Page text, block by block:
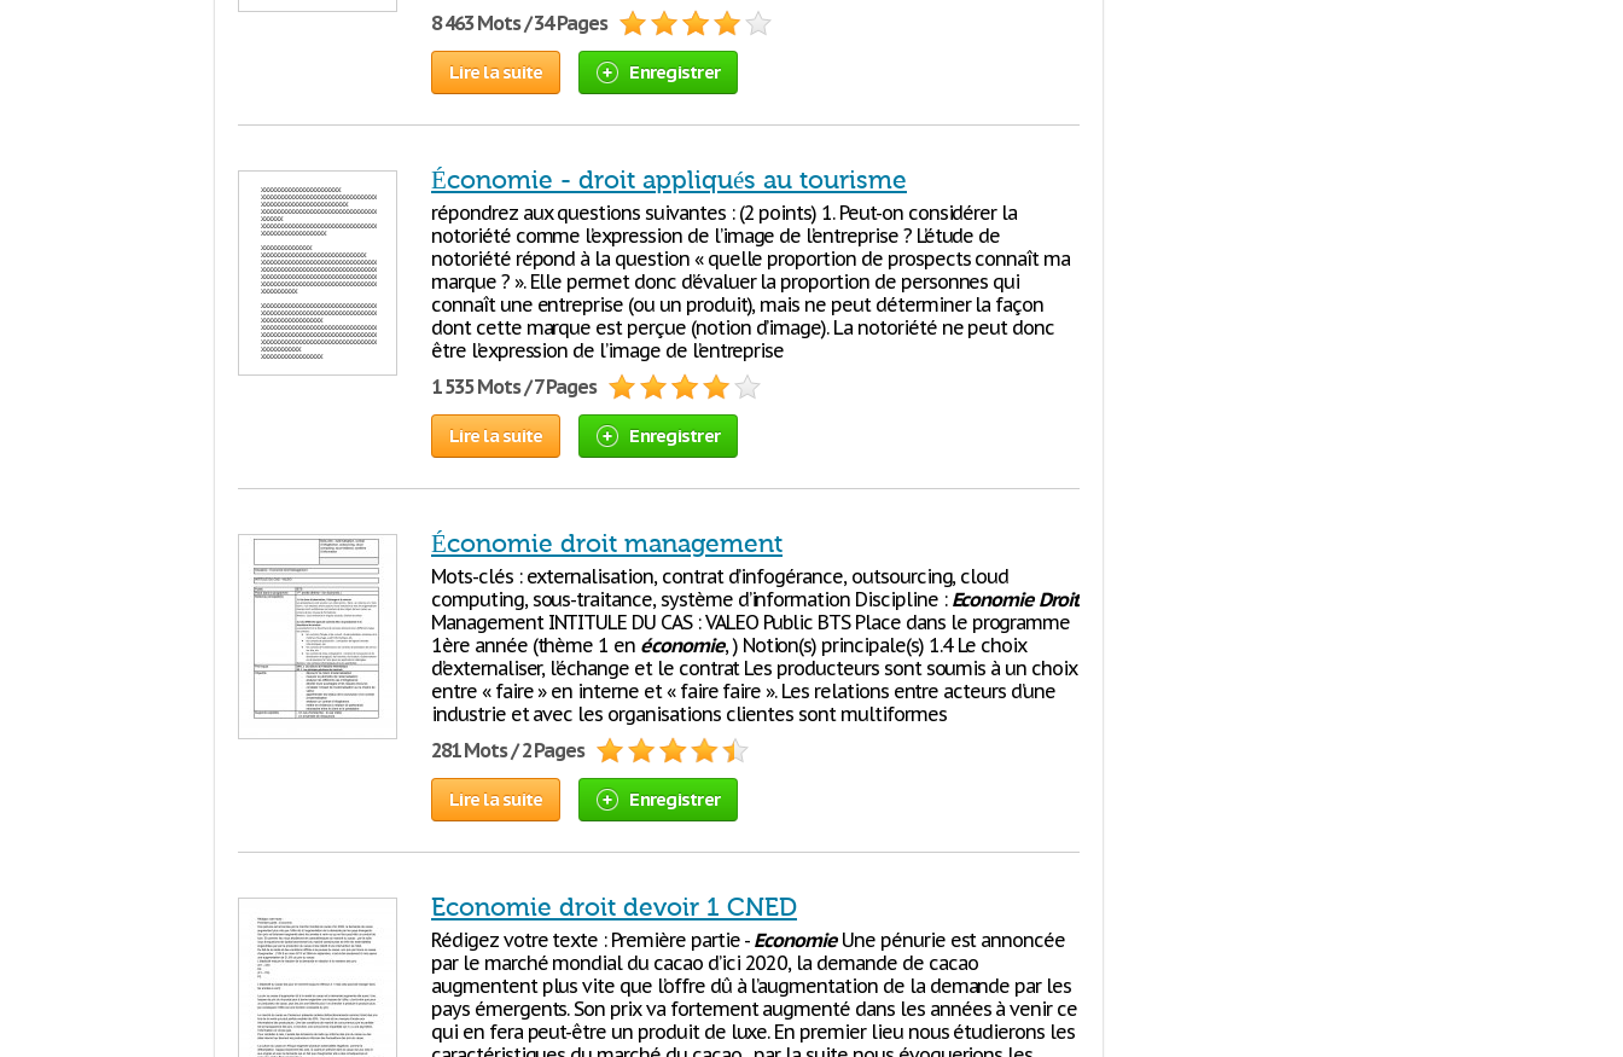
8 463 Mots / 34 Pages
Lire la suite Enregistrer
Économie - droit appliqués au tourisme
répondrez aux questions suivantes : (2 points) 1. Peut-on considérer la
notoriété comme l’expression de l’image de l’entreprise ? L’étude de
notoriété répond à la question « quelle proportion de prospects connaît ma
marque ? ». Elle permet donc d’évaluer la proportion de personnes qui
connaît une entreprise (ou un produit), mais ne peut déterminer la façon
dont cette marque est perçue (notion d’image). La notoriété ne peut donc
être l’expression de l’image de l’entreprise
1 535 Mots / 7 Pages
Lire la suite Enregistrer
Économie droit management
Mots-clés : externalisation, contrat d’infogérance, outsourcing, cloud
computing, sous-traitance, système d’information Discipline : Economie Droit
Management INTITULE DU CAS : VALEO Public BTS Place dans le programme
1ère année (thème 1 en économie, ) Notion(s) principale(s) 1.4 Le choix
d’externaliser, l’échange et le contrat Les producteurs sont soumis à un choix
entre « faire » en interne et « faire faire ». Les relations entre acteurs d’une
industrie et avec les organisations clientes sont multiformes
281 Mots / 2 Pages
Lire la suite Enregistrer
Economie droit devoir 1 CNED
Rédigez votre texte : Première partie - EconomieUne pénurie est annoncée
par le marché mondial du cacao d’ici 2020, la demande de cacao
augmentent plus vite que l’offre dû à l’augmentation de la demande par les
pays émergents. Son prix va fortement augmenté dans les années à venir ce
qui en fera peut-être un produit de luxe. En premier lieu nous étudierons les